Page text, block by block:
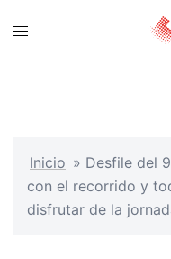
Toggle
Inicio » Desfile del
con el recorrido y
disfrutar de la